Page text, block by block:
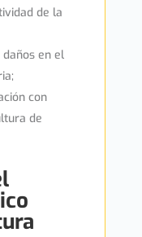
de la
en el
con
de